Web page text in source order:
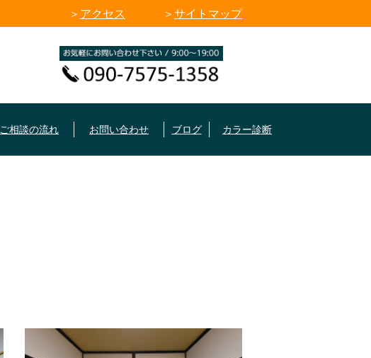
アクセス サイトマップ
ご相談の流れ お問い合わせ ブログ カラー診断